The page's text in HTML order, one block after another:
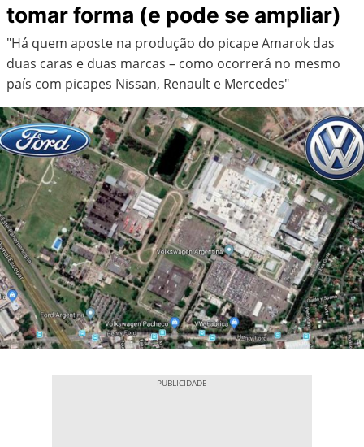
tomar forma (e pode se ampliar)
"Há quem aposte na produção do picape Amarok das
duas caras e duas marcas – como ocorrerá no mesmo
país com picapes Nissan, Renault e Mercedes"